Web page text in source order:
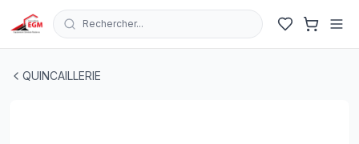
Rechercher...
QUINCAILLERIE